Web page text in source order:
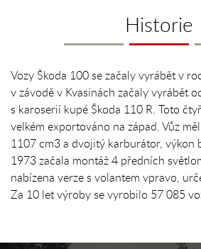
Historie
Vozy Škoda 100 se začaly vyrábět v
v závodě v Kvasinách začaly vyrábět
s karoserií kupé Škoda 110 R. Toto
velkém exportováno na západ. Vůz
1107 cm3 a dvojitý karburátor, výkon
1973 začala montáž 4 předních
nabízena verze s volantem vpravo,
Za 10 let výroby se vyrobilo 57 085